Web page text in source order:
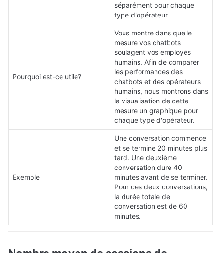
séparément pour chaque
type d'opérateur.
Pourquoi est-ce utile?
Vous montre dans quelle
mesure vos chatbots
soulagent vos employés
humains. Afin de comparer
les performances des
chatbots et des opérateurs
humains, nous montrons dans
la visualisation de cette
mesure un graphique pour
chaque type d'opérateur.
Exemple
Une conversation commence
et se termine 20 minutes plus
tard. Une deuxième
conversation dure 40
minutes avant de se terminer.
Pour ces deux conversations,
la durée totale de
conversation est de 60
minutes.